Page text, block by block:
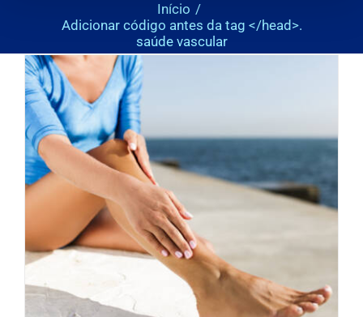
Início
Adicionar código antes da tag </head>.
saúde vascular